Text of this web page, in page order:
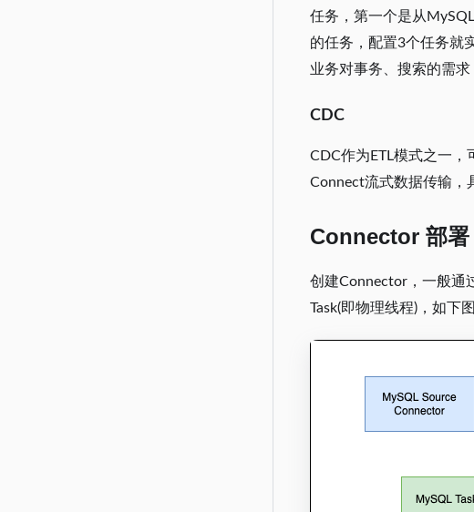
任务，第一个是从
的任务，配置3个任务就
业务对事务、搜索的需求
CDC
CDC作为ETL模式之一，
Connect流式数据传输，
Connector 部署
创建Connector，一般通
Task(即物理线程)，如下